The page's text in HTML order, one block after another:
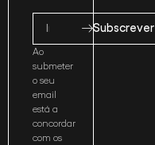
Subscrever
Ao
submeter
o seu
email
está a
concordar
com os